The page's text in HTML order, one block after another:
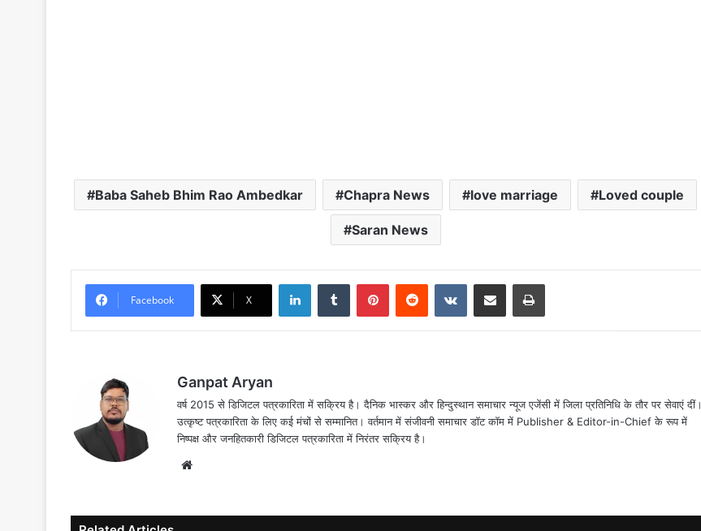
Baba Saheb Bhim Rao Ambedkar Chapra News love marriage Loved couple
Saran News
Facebook X
LinkedInTumblr PinterestReddit VKontakteShare via Email Print
Ganpat Aryan
वर्ष 2015 से डिजिटल पत्रकारिता में सक्रिय है। दैनिक भास्कर और हिन्दुस्थान समाचार न्यूज एजेंसी में जिला प्रतिनिधि के तौर पर सेवाएं दीं।
उत्कृष्ट पत्रकारिता के लिए कई मंचों से सम्मानित। वर्तमान में संजीवनी समाचार डॉट कॉम में Publisher & Editor-in-Chief के रूप में
निष्पक्ष और जनहितकारी डिजिटल पत्रकारिता में निरंतर सक्रिय है।